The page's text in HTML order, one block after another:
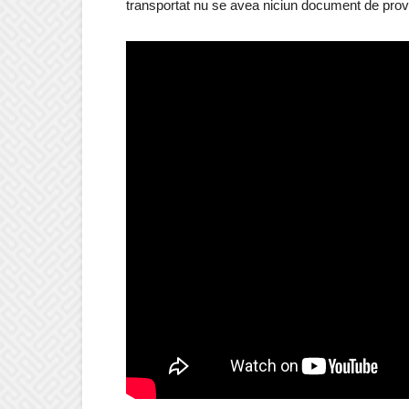
transportat nu se avea niciun document de